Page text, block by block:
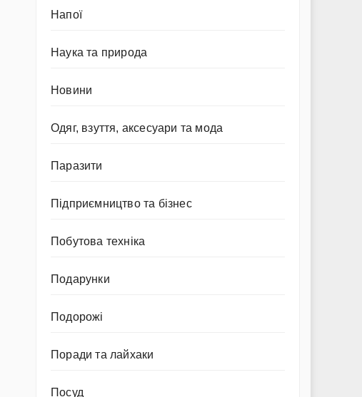
Напої
Наука та природа
Новини
Одяг, взуття, аксесуари та мода
Паразити
Підприємництво та бізнес
Побутова техніка
Подарунки
Подорожі
Поради та лайхаки
Посуд